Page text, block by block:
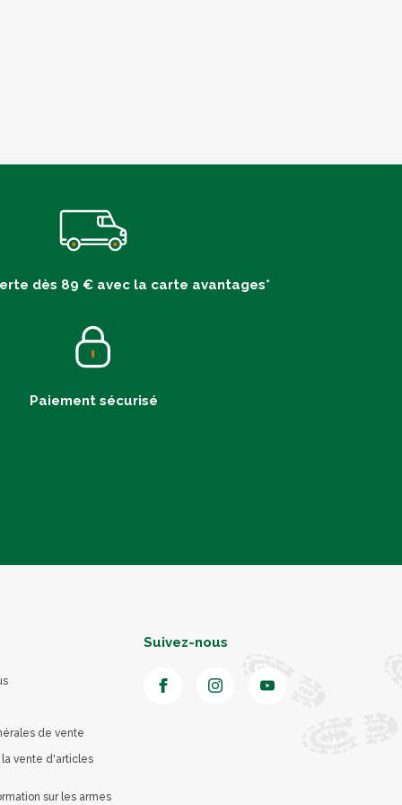
dès 89 € avec la carte avantages*
Paiement sécurisé
de vente
la vente d'articles
sur les armes
Suivez-nous